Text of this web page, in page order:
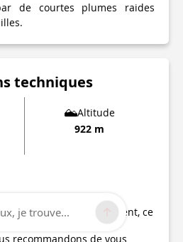
de courtes plumes raides
techniques
Altitude
922 m
le
été mis à jour récemment, ce
la fiabilité de ces
recommandons de vous
je trouve...